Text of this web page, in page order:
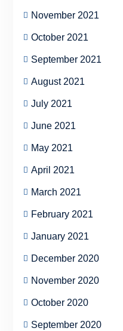
November 2021
October 2021
September 2021
August 2021
July 2021
June 2021
May 2021
April 2021
March 2021
February 2021
January 2021
December 2020
November 2020
October 2020
September 2020